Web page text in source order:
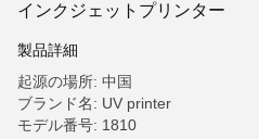
インクジェットプリンター
製品詳細
起源の場所: 中国
ブランド名: UV printer
モデル番号: 1810